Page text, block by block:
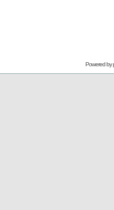
Powered by